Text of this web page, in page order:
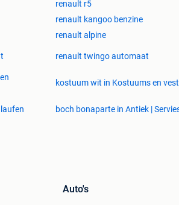
renault r5
renault kangoo benzine
renault alpine
renault twingo automaat
kostuum wit in Kostuums en
boch bonaparte in Antiek |
Auto's